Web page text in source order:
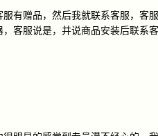
有赠品，然后我就联系客服，客服
客服说是，并说商品安装后联系客